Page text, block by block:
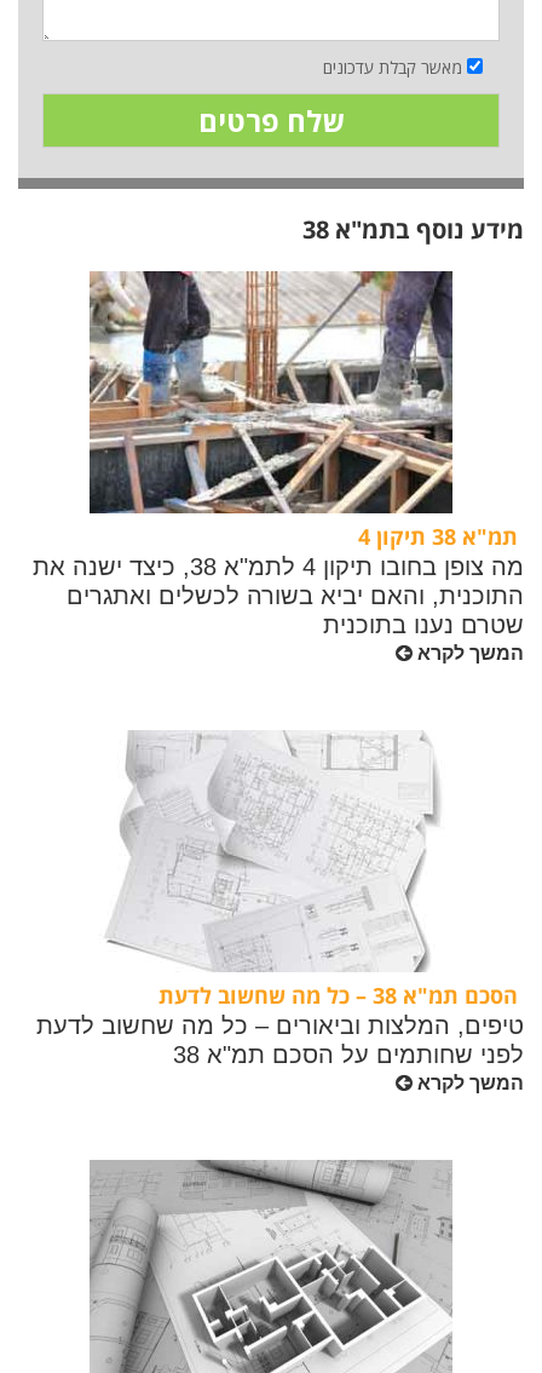
מאשר קבלת עדכונים
מידע נוסף בתמ"א 38
תמ"א 38 תיקון 4
מה צופן בחובו תיקון 4 לתמ"א 38, כיצד ישנה את
התוכנית, והאם יביא בשורה לכשלים ואתגרים
שטרם נענו בתוכנית
המשך לקרא
הסכם תמ"א 38 – כל מה שחשוב לדעת
טיפים, המלצות וביאורים – כל מה שחשוב לדעת
לפני שחותמים על הסכם תמ"א 38
המשך לקרא